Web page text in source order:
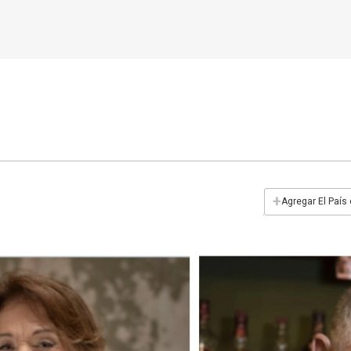
+Agregar El País